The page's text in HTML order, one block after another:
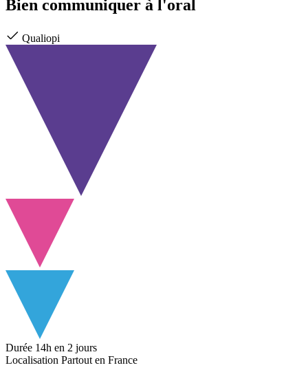
Bien communiquer à l'oral
Qualiopi
Durée 14h en 2 jours
Localisation Partout en France